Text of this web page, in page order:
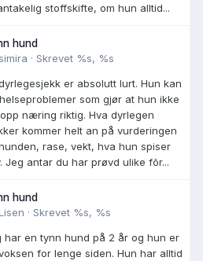
stoffskifte, om hun alltid...
hund
· Skrevet %s, %s
er absolutt lurt. Hun kan
som gjør at hun ikke
næring riktig. Hva dyrlegen
kommer helt an på vurderingen
rase, vekt, hva hun spiser
Jeg antar du har prøvd ulike fõr...
hund
· Skrevet %s, %s
har en tynn hund på 2 år og hun er
for lenge siden. Hun har alltid